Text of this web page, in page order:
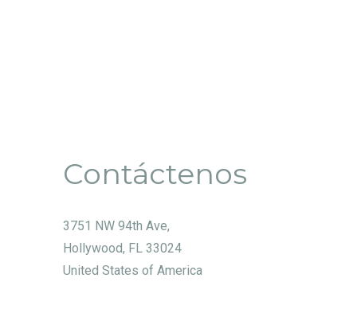
Contáctenos
3751 NW 94th Ave,
Hollywood, FL 33024
United States of America